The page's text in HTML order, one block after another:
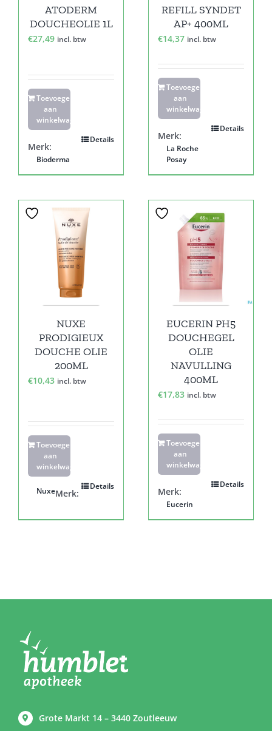
ATODERM
DOUCHEOLIE 1L
€27,49 incl. btw
Toevoegen
aan
winkelwagen
Details
Merk:
Bioderma
REFILL SYNDET
AP+ 400ML
€14,37 incl. btw
Toevoegen
aan
winkelwagen
Details
Merk:
La Roche
Posay
NUXE
PRODIGIEUX
DOUCHE OLIE
200ML
€10,43 incl. btw
Toevoegen
aan
winkelwagen
Details
Merk:
Nuxe
EUCERIN PH5
DOUCHEGEL
OLIE
NAVULLING
400ML
€17,83 incl. btw
Toevoegen
aan
winkelwagen
Details
Merk:
Eucerin
Grote Markt 14 – 3440 Zoutleeuw